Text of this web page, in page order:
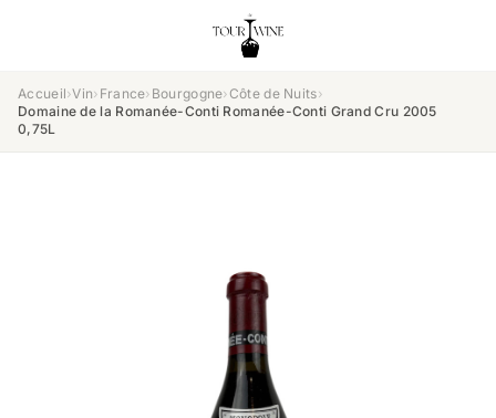
Accueil›Vin› France› Bourgogne›Côte de Nuits›
Domaine de la Romanée-Conti Romanée-Conti Grand Cru 2005
0,75L